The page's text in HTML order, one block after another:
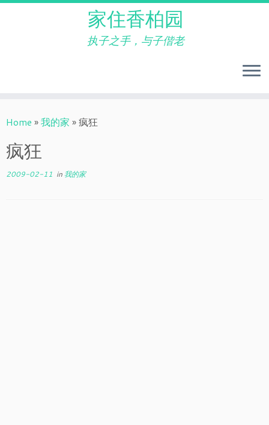
to
家住香柏园
执子之手，与子偕老
Home »我的家 »疯狂
疯狂
2009-02-11 in 我的家